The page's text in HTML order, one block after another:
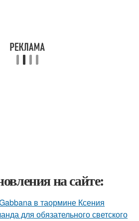
на сайте:
в таормине Ксения
для обязательного светского